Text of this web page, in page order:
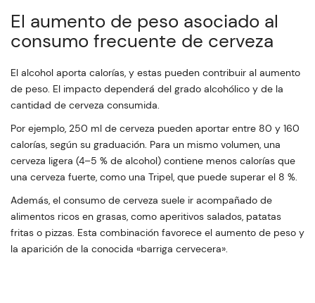
El aumento de peso asociado al
consumo frecuente de cerveza
El alcohol aporta calorías, y estas pueden contribuir al aumento
de peso. El impacto dependerá del grado alcohólico y de la
cantidad de cerveza consumida.
Por ejemplo, 250 ml de cerveza pueden aportar entre 80 y 160
calorías, según su graduación. Para un mismo volumen, una
cerveza ligera (4–5 % de alcohol) contiene menos calorías que
una cerveza fuerte, como una Tripel, que puede superar el 8 %.
Además, el consumo de cerveza suele ir acompañado de
alimentos ricos en grasas, como aperitivos salados, patatas
fritas o pizzas. Esta combinación favorece el aumento de peso y
la aparición de la conocida «barriga cervecera».